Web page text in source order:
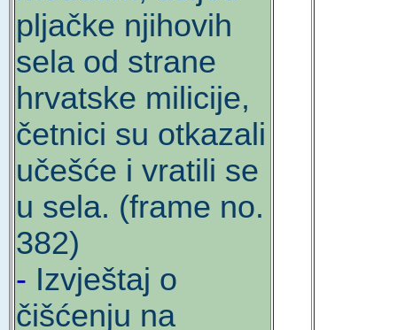
pljačke njihovih
sela od strane
hrvatske milicije,
četnici su otkazali
učešće i vratili se
u sela. (frame no.
382)
- Izvještaj o
čišćenju na